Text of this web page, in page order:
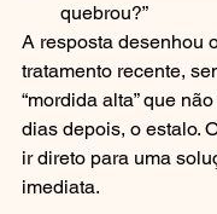
quebrou?”
A resposta desenhou
tratamento recente,
“mordida alta” que
dias depois, o estalo.
ir direto para uma
imediata.